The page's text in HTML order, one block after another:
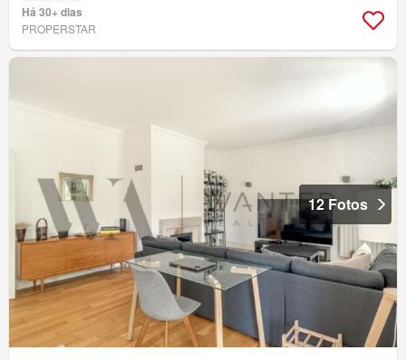
Há 30+ dias
PROPERSTAR
12 Fotos